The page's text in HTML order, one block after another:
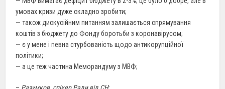
умовах кризи дуже складно зробити;
— також дискусійним питанням залишається спрямування
коштів з бюджету до Фонду боротьби з коронавірусом;
— є у мене і певна стурбованість щодо антикорупційної
політики;
— а це теж частина Меморандуму з МВФ;